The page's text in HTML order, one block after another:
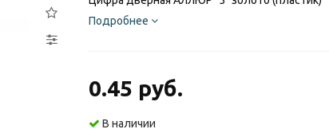
Подробнее
0.45 руб.
В наличии